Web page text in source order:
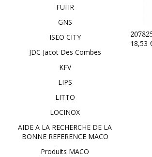
FUHR
GNS
ISEO CITY
JDC Jacot Des Combes
KFV
LIPS
LITTO
LOCINOX
AIDE A LA RECHERCHE DE LA
BONNE REFERENCE MACO
Produits MACO
18,53